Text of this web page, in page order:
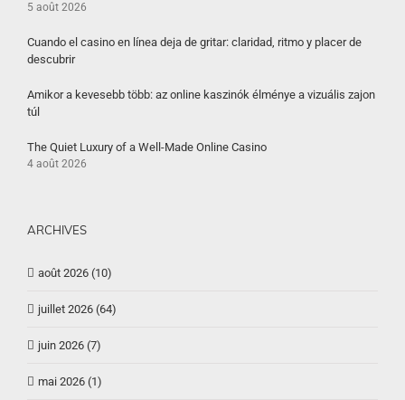
5 août 2026
Cuando el casino en línea deja de gritar: claridad, ritmo y placer de
descubrir
Amikor a kevesebb több: az online kaszinók élménye a vizuális zajon
túl
The Quiet Luxury of a Well-Made Online Casino
4 août 2026
ARCHIVES
août 2026 (10)
juillet 2026 (64)
juin 2026 (7)
mai 2026 (1)